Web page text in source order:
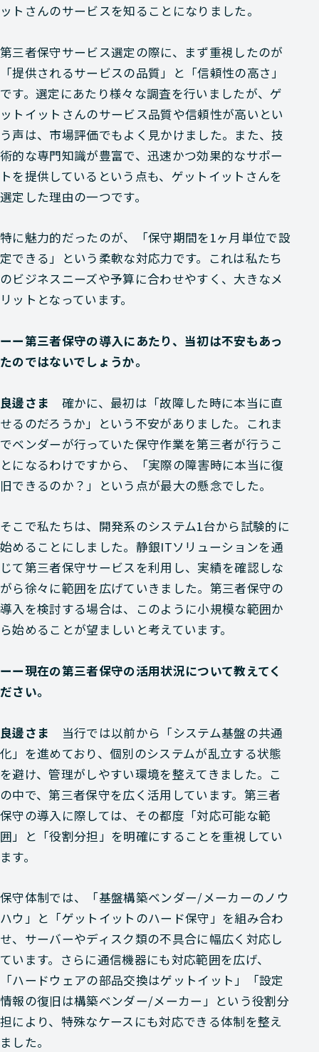
ットさんのサービスを知ることになりました。
第三者保守サービス選定の際に、まず重視したのが
「提供されるサービスの品質」と「信頼性の高さ」
です。選定にあたり様々な調査を行いましたが、ゲ
ットイットさんのサービス品質や信頼性が高いとい
う声は、市場評価でもよく見かけました。また、技
術的な専門知識が豊富で、迅速かつ効果的なサポー
トを提供しているという点も、ゲットイットさんを
選定した理由の一つです。
特に魅力的だったのが、「保守期間を1ヶ月単位で設
定できる」という柔軟な対応力です。これは私たち
のビジネスニーズや予算に合わせやすく、大きなメ
リットとなっています。
ーー第三者保守の導入にあたり、当初は不安もあっ
たのではないでしょうか。
良邊さま 確かに、最初は「故障した時に本当に直
せるのだろうか」という不安がありました。これま
でベンダーが行っていた保守作業を第三者が行うこ
とになるわけですから、「実際の障害時に本当に復
旧できるのか？」という点が最大の懸念でした。
そこで私たちは、開発系のシステム1台から試験的に
始めることにしました。静銀ITソリューションを通
じて第三者保守サービスを利用し、実績を確認しな
がら徐々に範囲を広げていきました。第三者保守の
導入を検討する場合は、このように小規模な範囲か
ら始めることが望ましいと考えています。
ーー現在の第三者保守の活用状況について教えてく
ださい。
良邊さま 当行では以前から「システム基盤の共通
化」を進めており、個別のシステムが乱立する状態
を避け、管理がしやすい環境を整えてきました。こ
の中で、第三者保守を広く活用しています。第三者
保守の導入に際しては、その都度「対応可能な範
囲」と「役割分担」を明確にすることを重視してい
ます。
保守体制では、「基盤構築ベンダー/メーカーのノウ
ハウ」と「ゲットイットのハード保守」を組み合わ
せ、サーバーやディスク類の不具合に幅広く対応し
ています。さらに通信機器にも対応範囲を広げ、
「ハードウェアの部品交換はゲットイット」「設定
情報の復旧は構築ベンダー/メーカー」という役割分
担により、特殊なケースにも対応できる体制を整え
ました。